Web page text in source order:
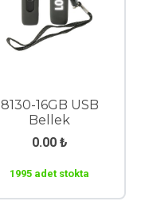
8130-16GB USB
Bellek
0.00 ₺
1995 adet stokta